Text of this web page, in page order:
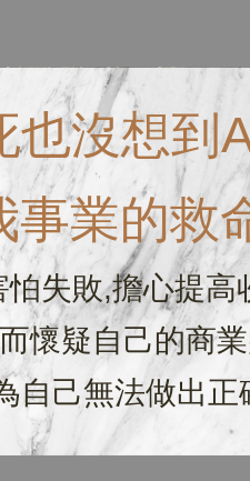
也沒想到
事業的救
怕失敗,擔心提高
懷疑自己的商
自己無法做出正
候......因素可能延後送達時間）
抵達日請務必事先詢問
付費
受理
寄回